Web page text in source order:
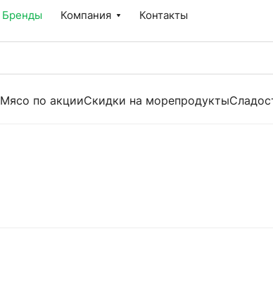
Бренды Компания Контакты
Мясо по акцииСкидки на морепродукты